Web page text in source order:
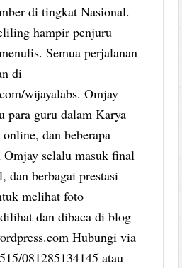
di tingkat Nasional.
hampir penjuru
Semua perjalanan
di
wijayalabs. Omjay
para guru dalam Karya
dan beberapa
selalu masuk final
dan berbagai prestasi
melihat foto
dan dibaca di blog
Hubungi via
081285134145 atau